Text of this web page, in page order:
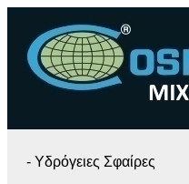
- Yδρόγειες Σφαίρες